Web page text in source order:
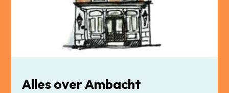
Alles over Ambacht